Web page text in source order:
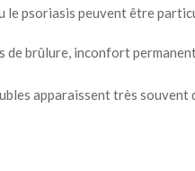
le psoriasis peuvent être
de brûlure, inconfort
apparaissent très souvent